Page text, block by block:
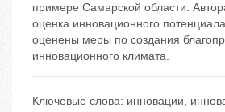
примере Самарской области.
оценка инновационного
оценены меры по создания
инновационного климата.
Ключевые слова: инновации,